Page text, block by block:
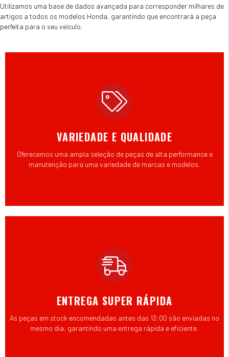
Utilizamos uma base de dados avançada para corresponder milhares de
artigos a todos os modelos Honda, garantindo que encontrará a peça
perfeita para o seu veículo.
VARIEDADE E QUALIDADE
Oferecemos uma ampla seleção de peças de alta performance e
manutenção para uma variedade de marcas e modelos.
ENTREGA SUPER RÁPIDA
As peças em stock encomendadas antes das 13:00 são enviadas no
mesmo dia, garantindo uma entrega rápida e eficiente.